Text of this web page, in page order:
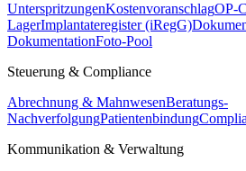
UnterspritzungenKostenvoranschlagOP-
LagerImplantateregister (iRegG)
DokumentationFoto-Pool
Steuerung & Compliance
Abrechnung & MahnwesenBeratungs-
NachverfolgungPatientenbindung
Kommunikation & Verwaltung